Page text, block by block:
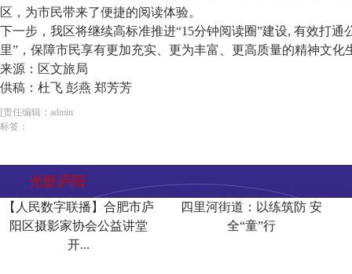
区，为市民带来了便捷的阅读体验。
下一步，我区将继续高标准推进“15分钟阅读圈”建设, 有效打通
里”，保障市民享有更加充实、更为丰富、更高质量的精神文化
来源：区文旅局
供稿：杜飞 彭燕 郑芳芳
[责任编辑：admin
标签：
光影庐阳
【人民数字联播】合肥市庐
阳区摄影家协会公益讲堂
开...
四里河街道：以练筑防 安
全“童”行